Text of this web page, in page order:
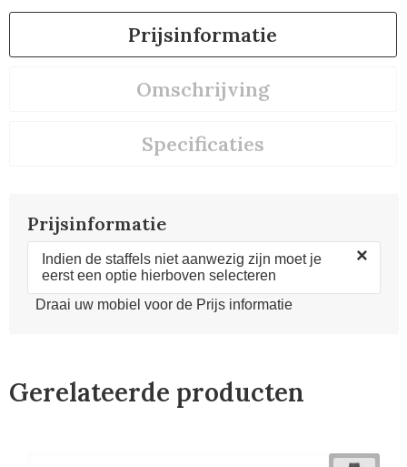
Prijsinformatie
Omschrijving
Specificaties
Prijsinformatie
Indien de staffels niet aanwezig zijn moet je
eerst een optie hierboven selecteren
×
Draai uw mobiel voor de Prijs informatie
Gerelateerde producten